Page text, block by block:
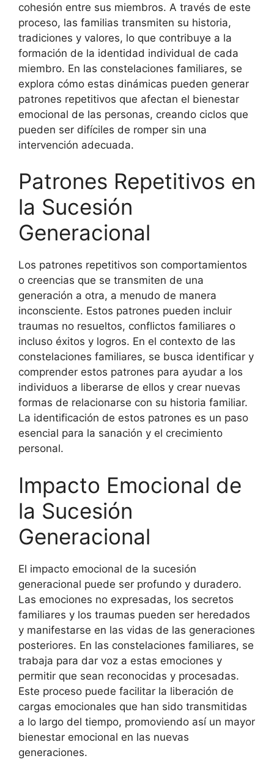
cohesión entre sus miembros. A través de este
proceso, las familias transmiten su historia,
tradiciones y valores, lo que contribuye a la
formación de la identidad individual de cada
miembro. En las constelaciones familiares, se
explora cómo estas dinámicas pueden generar
patrones repetitivos que afectan el bienestar
emocional de las personas, creando ciclos que
pueden ser difíciles de romper sin una
intervención adecuada.
Patrones Repetitivos en
la Sucesión
Generacional
Los patrones repetitivos son comportamientos
o creencias que se transmiten de una
generación a otra, a menudo de manera
inconsciente. Estos patrones pueden incluir
traumas no resueltos, conflictos familiares o
incluso éxitos y logros. En el contexto de las
constelaciones familiares, se busca identificar y
comprender estos patrones para ayudar a los
individuos a liberarse de ellos y crear nuevas
formas de relacionarse con su historia familiar.
La identificación de estos patrones es un paso
esencial para la sanación y el crecimiento
personal.
Impacto Emocional de
la Sucesión
Generacional
El impacto emocional de la sucesión
generacional puede ser profundo y duradero.
Las emociones no expresadas, los secretos
familiares y los traumas pueden ser heredados
y manifestarse en las vidas de las generaciones
posteriores. En las constelaciones familiares, se
trabaja para dar voz a estas emociones y
permitir que sean reconocidas y procesadas.
Este proceso puede facilitar la liberación de
cargas emocionales que han sido transmitidas
a lo largo del tiempo, promoviendo así un mayor
bienestar emocional en las nuevas
generaciones.